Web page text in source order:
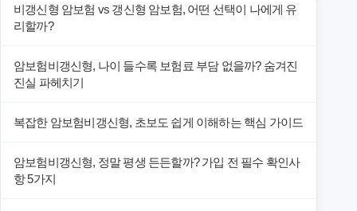
비갱신형 암보험 vs 갱신형 암보험, 어떤 선택이 나에게 유
리할까?
암보험비갱신형, 나이 들수록 보험료 부담 없을까? 숨겨진
진실 파헤치기
복잡한 암보험비갱신형, 초보도 쉽게 이해하는 핵심 가이드
암보험비갱신형, 정말 평생 든든할까? 가입 전 필수 확인사
항 5가지